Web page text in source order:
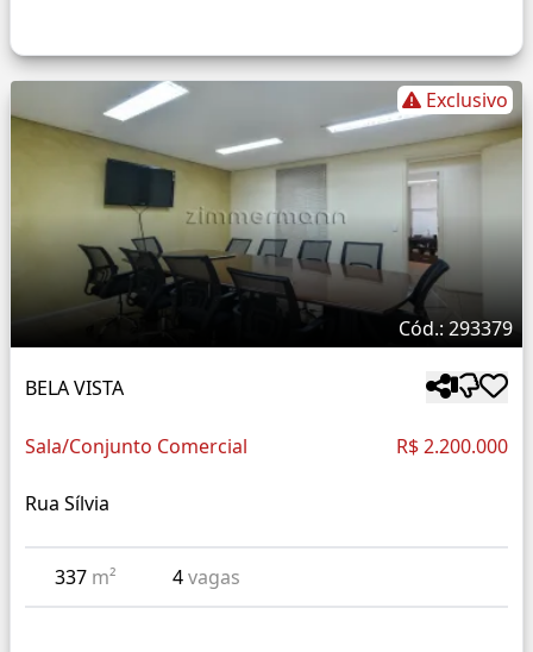
Exclusivo
Cód.: 293379
BELA VISTA
Sala/Conjunto Comercial R$ 2.200.000
Rua Sílvia
337 m² 4vagas